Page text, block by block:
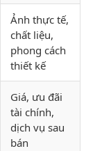
Ảnh thực tế,
chất liệu,
phong cách
thiết kế
Giá, ưu đãi
tài chính,
dịch vụ sau
bán